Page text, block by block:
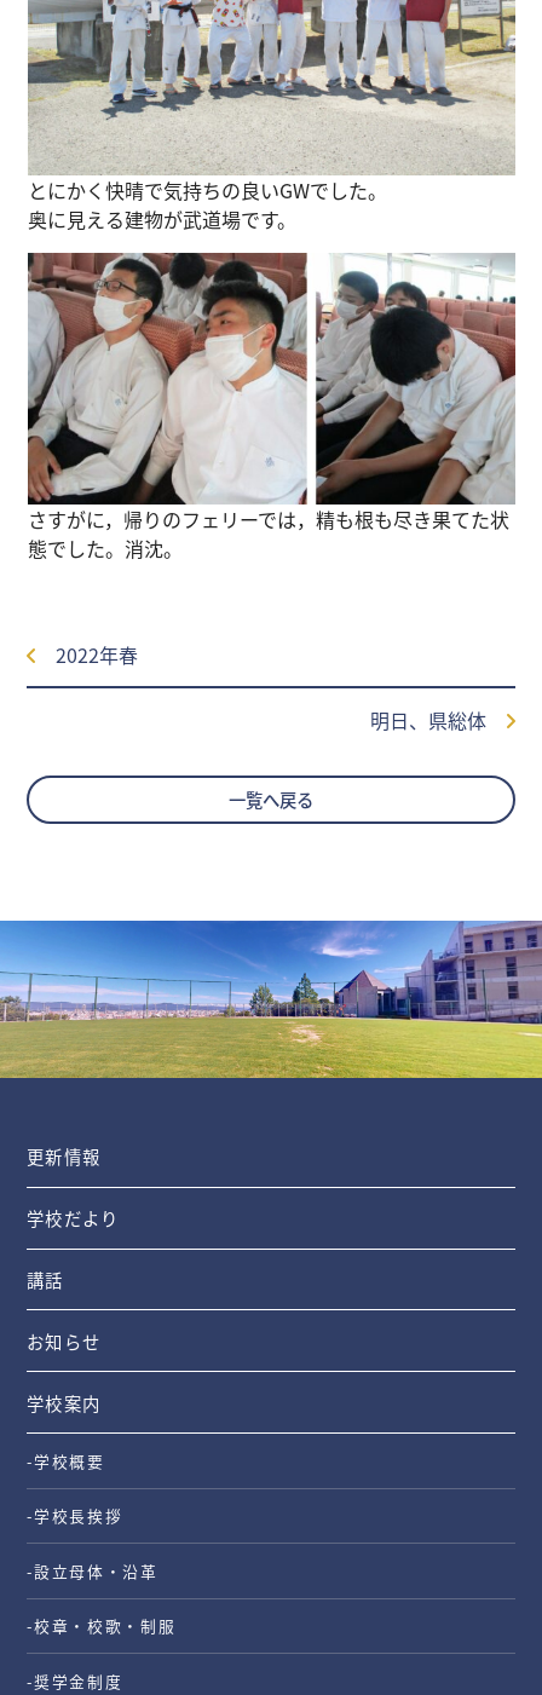
とにかく快晴で気持ちの良いGWでした。
奥に見える建物が武道場です。
さすがに，帰りのフェリーでは，精も根も尽き果てた状
態でした。消沈。
2022年春
明日、県総体
一覧へ戻る
更新情報
学校だより
講話
お知らせ
学校案内
-学校概要
-学校長挨拶
-設立母体・沿革
-校章・校歌・制服
-奨学金制度